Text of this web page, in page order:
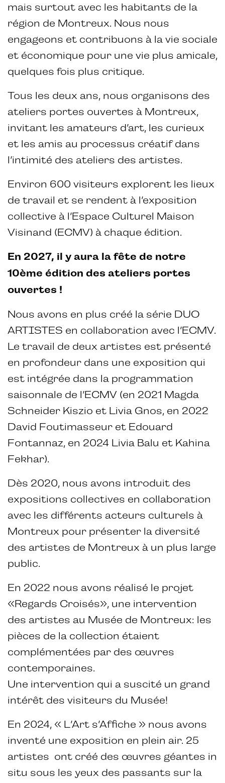
mais surtout avec les habitants de la
région de Montreux. Nous nous
engageons et contribuons à la vie sociale
et économique pour une vie plus amicale,
quelques fois plus critique.
Tous les deux ans, nous organisons des
ateliers portes ouvertes à Montreux,
invitant les amateurs d’art, les curieux
et les amis au processus créatif dans
l’intimité des ateliers des artistes.
Environ 600 visiteurs explorent les lieux
de travail et se rendent à l’exposition
collective à l’Espace Culturel Maison
Visinand (ECMV) à chaque édition.
En 2027, il y aura la fête de notre
10ème édition des ateliers portes
ouvertes !
Nous avons en plus créé la série DUO
ARTISTES en collaboration avec l’ECMV.
Le travail de deux artistes est présenté
en profondeur dans une exposition qui
est intégrée dans la programmation
saisonnale de l’ECMV (en 2021 Magda
Schneider Kiszio et Livia Gnos, en 2022
David Foutimasseur et Edouard
Fontannaz, en 2024 Livia Balu et Kahina
Fekhar).
Dès 2020, nous avons introduit des
expositions collectives en collaboration
avec les différents acteurs culturels à
Montreux pour présenter la diversité
des artistes de Montreux à un plus large
public.
En 2022 nous avons réalisé le projet
«Regards Croisés», une intervention
des artistes au Musée de Montreux: les
pièces de la collection étaient
complémentées par des œuvres
contemporaines.
Une intervention qui a suscité un grand
intérêt des visiteurs du Musée!
En 2024, « L’Art s’Affiche » nous avons
inventé une exposition en plein air. 25
artistes ont créé des œuvres géantes in
situ sous les yeux des passants sur la